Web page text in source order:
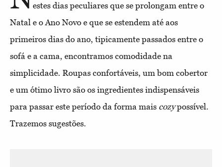
estes dias peculiares que se prolongam entre o
Natal e o Ano Novo e que se estendem até aos
primeiros dias do ano, tipicamente passados entre o
sofá e a cama, encontramos comodidade na
simplicidade. Roupas confortáveis, um bom cobertor
e um ótimo livro são os ingredientes indispensáveis
para passar este período da forma mais cozypossível.
Trazemos sugestões.